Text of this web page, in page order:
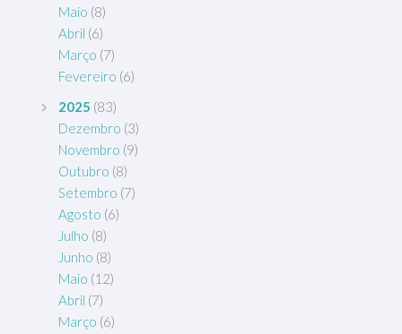
Maio (8)
Abril (6)
Março (7)
Fevereiro (6)
2025 (83)
Dezembro (3)
Novembro (9)
Outubro (8)
Setembro (7)
Agosto (6)
Julho (8)
Junho (8)
Maio (12)
Abril (7)
Março (6)